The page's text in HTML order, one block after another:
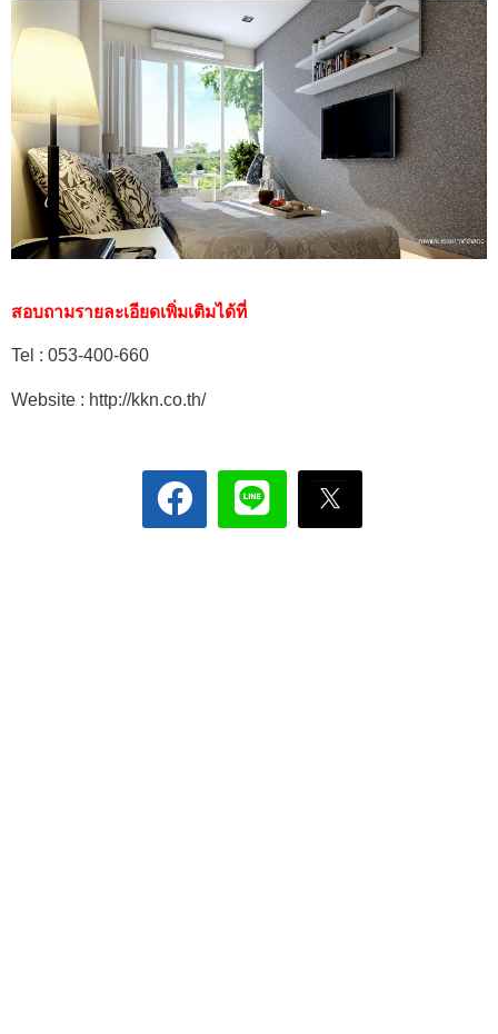
สอบถามรายละเอียดเพิ่มเติมได้ที่
Tel : 053-400-660
Website : http://kkn.co.th/